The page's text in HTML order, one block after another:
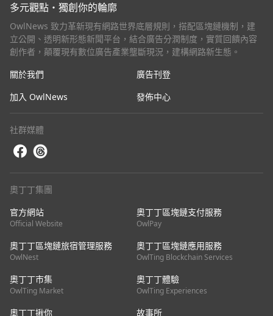
多元觀點・獨創你的輪廓
OwlNews 致力革新現有網路世界底層規則，搭配區塊鏈機制，建
立公開、透明新形態新聞平台，結合廣告分潤制度，實質回饋內容
創作者，顛覆現有數位廣告產業壟斷現況，建構網路新生態。
關於我們
廣告刊登
加入 OwlNews
發佈中心
社群媒體
奧丁丁集團
官方網站
Official Website
奧丁丁區塊鏈支付服務
OwlPay
奧丁丁區塊鏈旅宿管理服務
OwlNest
奧丁丁區塊鏈應用服務
OwlTing Blockchain Services
奧丁丁市集
OwlTing Market
奧丁丁體驗
OwlTing Experiences
奧丁丁揪你 故事所